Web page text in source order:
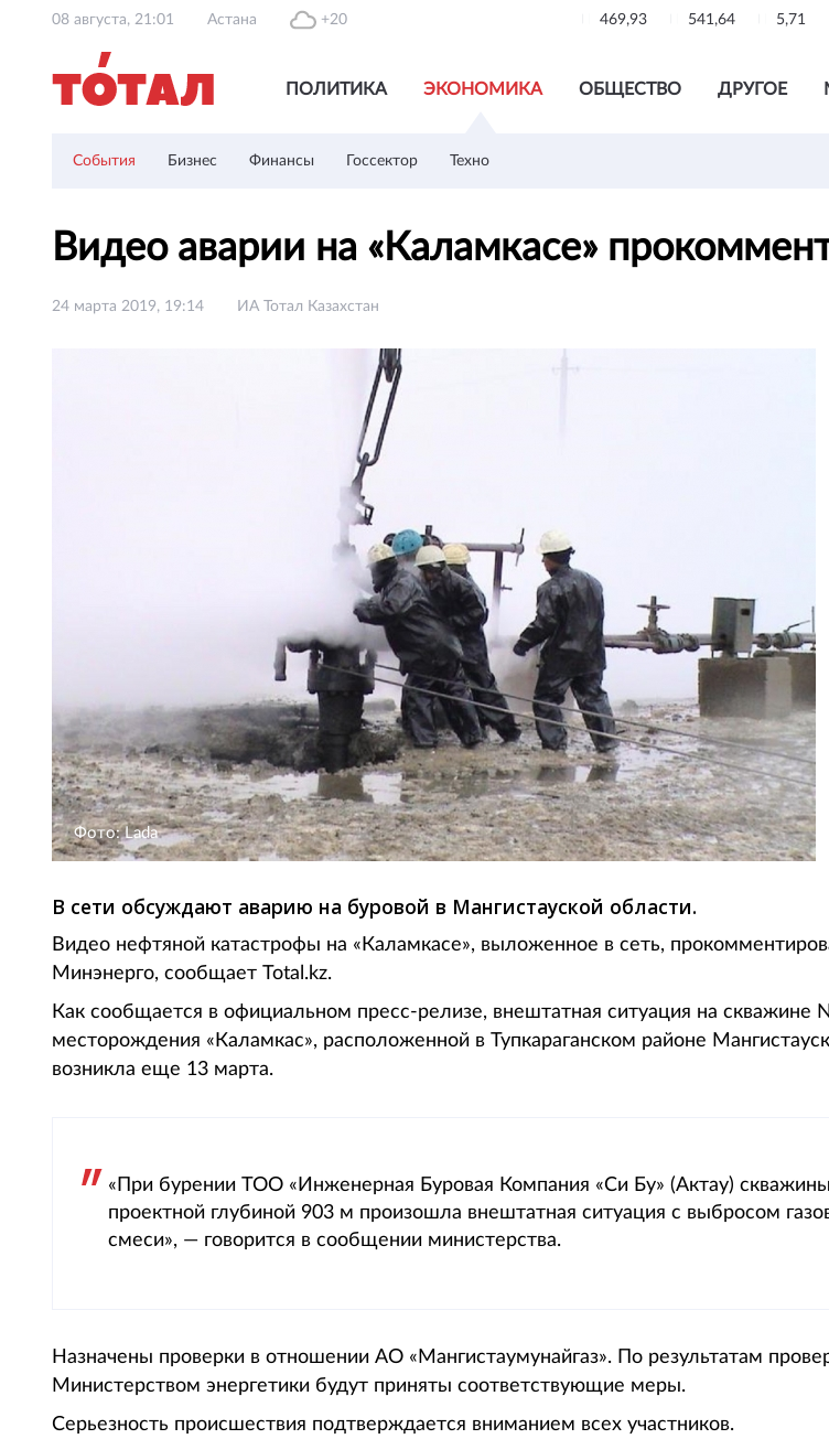
08 августа, 21:01 Астана +20 469,93 541,64 5,71
ПОЛИТИКА ЭКОНОМИКА ОБЩЕСТВО ДРУГОЕ
События Бизнес Финансы Госсектор Техно
Видео аварии на «Каламкасе»
24 марта 2019, 19:14 ИА Тотал Казахстан
Фото: Lada
В сети обсуждают аварию на буровой в Мангистауской области.
Видео нефтяной катастрофы на «Каламкасе», выложенное в сеть,
Минэнерго, сообщает Total.kz.
Как сообщается в официальном пресс-релизе, внештатная ситуация на скважине
месторождения «Каламкас», расположенной в Тупкараганском районе
возникла еще 13 марта.
«При бурении ТОО «Инженерная Буровая Компания «Си Бу» (Актау)
проектной глубиной 903 м произошла внештатная ситуация с выбросом
смеси», — говорится в сообщении министерства.
Назначены проверки в отношении АО «Мангистаумунайгаз». По результатам
Министерством энергетики будут приняты соответствующие меры.
Серьезность происшествия подтверждается вниманием всех участников.